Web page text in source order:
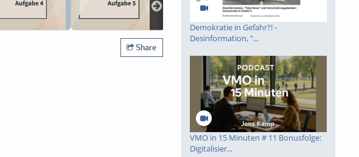
Share
Demokratie in Gefahr?! -
Desinformation, "...
VMO in 15 Minuten # 11 Bonusfolge:
Digitalisier...